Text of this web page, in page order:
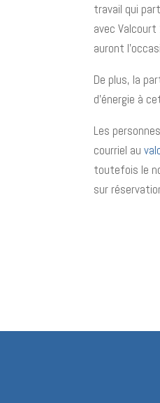
travail qui
avec
auront
De plus, la
d’énergie à
Les
courriel au
toutefois le
sur